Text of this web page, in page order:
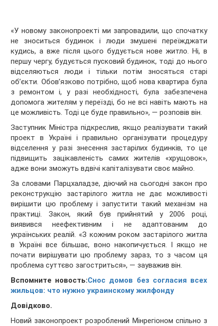
«У новому законопроекті ми запровадили, що спочатку
не зноситься будинок і люди змушені переїжджати
кудись, а вже після цього будується нове житло. Ні, в
першу чергу, будується пусковий будинок, тоді до нього
відселяються люди і тільки потім зносяться старі
об’єкти. Обов’язково потрібно, щоб нова квартира була
з ремонтом і, у разі необхідності, була забезпечена
допомога жителям у переїзді, бо не всі навіть мають на
це можливість. Тоді це буде правильно», — розповів він.
Заступник Міністра підкреслив, якщо реалізувати такий
проект в Україні і правильно організувати процедуру
відселення у разі знесення застарілих будинків, то це
підвищить зацікавленість самих жителів «хрущовок»,
адже вони зможуть вдвічі капіталізувати своє майно.
За словами Парцхаладзе, діючий на сьогодні закон про
реконструкцію застарілого житла не дає можливості
вирішити цю проблему і запустити такий механізм на
практиці. Закон, який був прийнятий у 2006 році,
виявився неефективним і не адаптованим до
українських реалій. «З кожним роком застарілого житла
в Україні все більшає, воно накопичується. І якщо не
почати вирішувати цю проблему зараз, то з часом ця
проблема суттєво загостриться», — зауважив він.
Вспомните новость:Снос домов без согласия всех
жильцов: что нужно украинскому жилфонду
Довідково.
Новий законопроект розроблений Мінрегіоном спільно з